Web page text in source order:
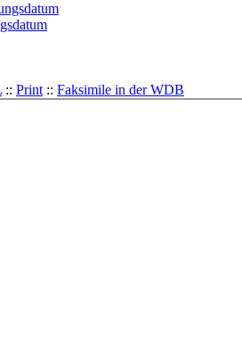
:: Print :: Faksimile in der WDB